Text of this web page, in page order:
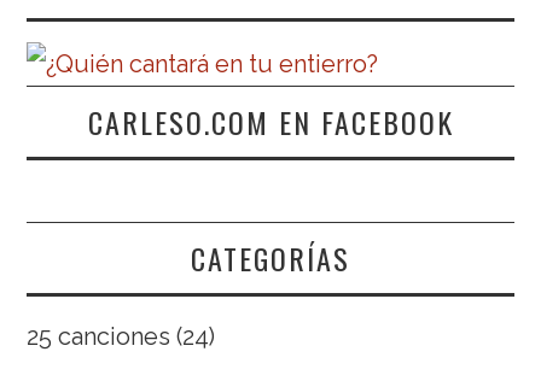
CARLESO.COM EN FACEBOOK
CATEGORÍAS
25 canciones (24)